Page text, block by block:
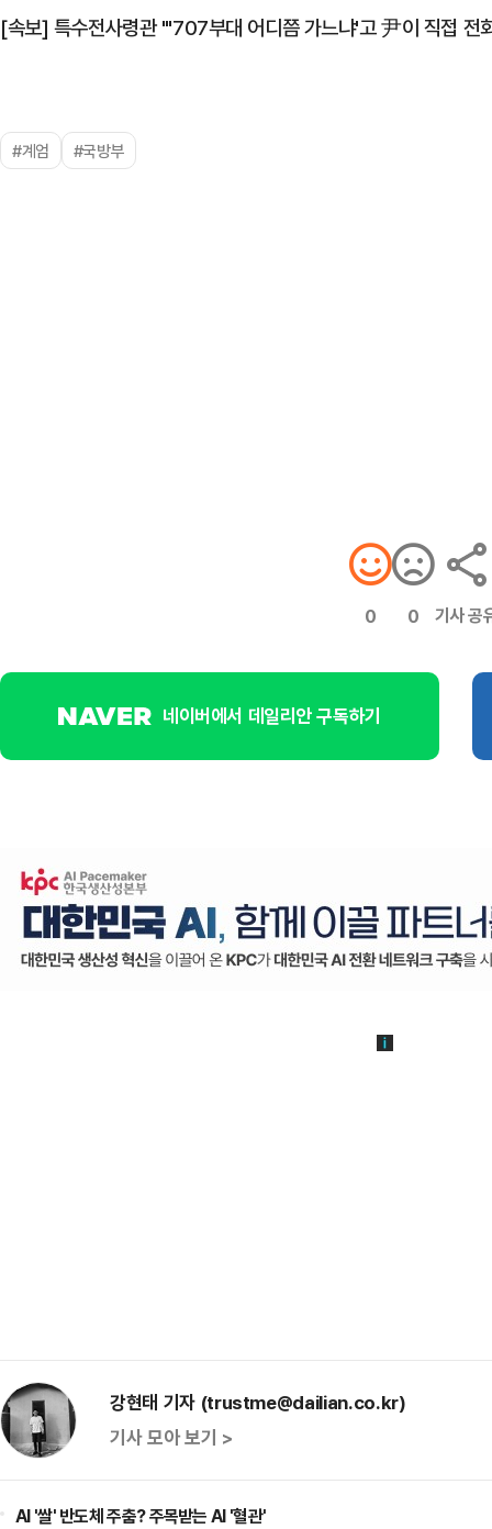
[속보] 특수전사령관 "'707부대 어디쯤 가느냐'고 尹이 직접 전
#계엄 #국방부
0 0 기사 공
네이버에서 데일리안 구독하기
강현태 기자 (trustme@dailian.co.kr)
기사 모아 보기 >
AI '쌀' 반도체 주춤? 주목받는 AI '혈관'